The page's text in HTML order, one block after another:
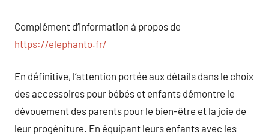
Complément d’information à propos de
https://elephanto.fr/
En définitive, l’attention portée aux détails dans le choix
des accessoires pour bébés et enfants démontre le
dévouement des parents pour le bien-être et la joie de
leur progéniture. En équipant leurs enfants avec les